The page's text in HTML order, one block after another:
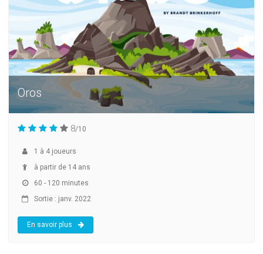
Oros
8/10
1 à 4 joueurs
à partir de 14 ans
60 - 120 minutes
Sortie : janv. 2022
En savoir plus